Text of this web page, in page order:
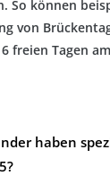
So können
von
freien Tagen
haben